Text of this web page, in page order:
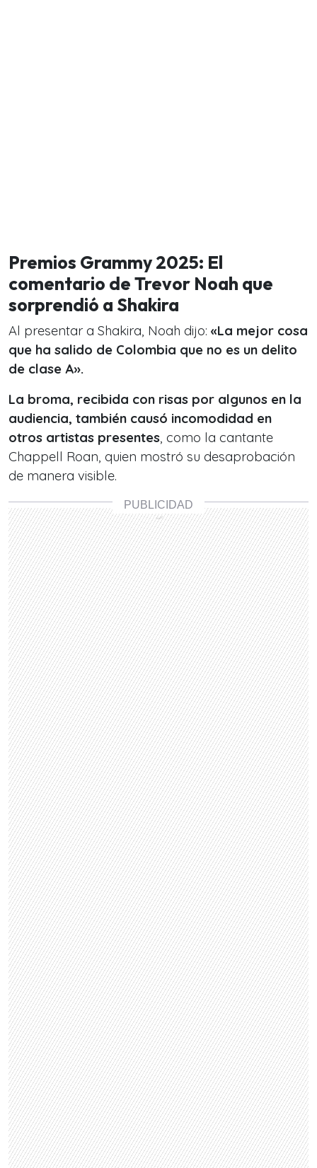
Premios Grammy 2025: El
comentario de Trevor Noah que
sorprendió a Shakira
Al presentar a Shakira, Noah dijo: «La mejor cosa
que ha salido de Colombia que no es un delito
de clase A».
La broma, recibida con risas por algunos en la
audiencia, también causó incomodidad en
otros artistas presentes, como la cantante
Chappell Roan, quien mostró su desaprobación
de manera visible.